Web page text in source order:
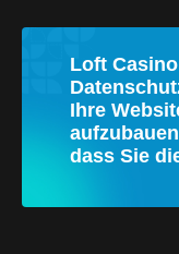
Loft Casino
Ihre
dass Sie